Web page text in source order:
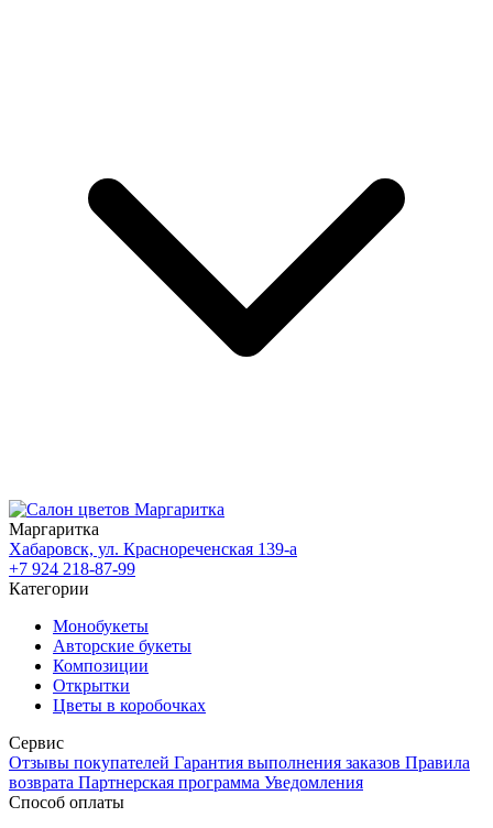
Маргаритка
Хабаровск, ул. Краснореченская 139-а
+7 924 218-87-99
Категории
Монобукеты
Авторские букеты
Композиции
Открытки
Цветы в коробочках
Сервис
Отзывы покупателей Гарантия выполнения заказов Правила
возврата Партнерская программа Уведомления
Способ оплаты